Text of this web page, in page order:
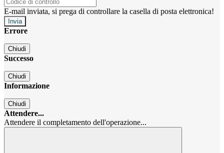
E-mail inviata, si prega di controllare la casella di posta elettronica!
Errore
Chiudi
Successo
Chiudi
Informazione
Chiudi
Attendere...
Attendere il completamento dell'operazione...